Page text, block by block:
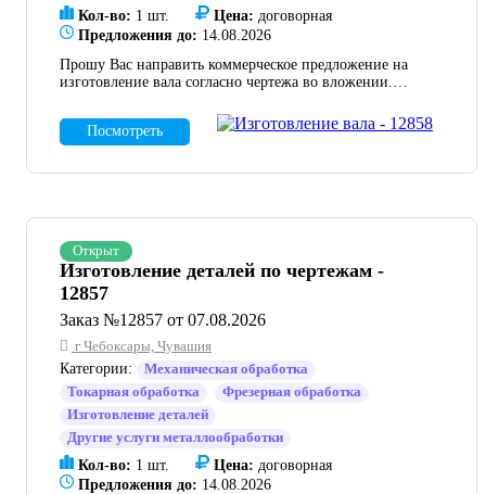
Кол-во: 1 шт. Цена: договорная
Предложения до: 14.08.2026
Прошу Вас направить коммерческое предложение на
изготовление вала согласно чертежа во вложении.
изделия, срок изготовления, отдельной строкой прошу
выделить стоимость доставки до склада Заказчика по
Центральная.
Посмотреть
Открыт
Изготовление деталей по чертежам -
12857
Заказ №12857 от 07.08.2026
г Чебоксары, Чувашия
Категории:
Механическая обработка
Токарная обработка
Фрезерная обработка
Изготовление деталей
Другие услуги металлообработки
Кол-во: 1 шт. Цена: договорная
Предложения до: 14.08.2026